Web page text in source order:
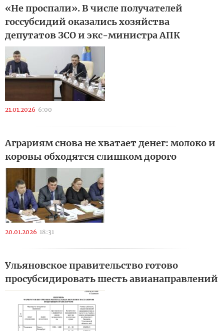
«Не проспали». В числе получателей
госсубсидий оказались хозяйства
депутатов ЗСО и экс-министра АПК
21.01.2026 6:00
Аграриям снова не хватает денег: молоко и
коровы обходятся слишком дорого
20.01.2026 18:31
Ульяновское правительство готово
просубсидировать шесть авианаправлений